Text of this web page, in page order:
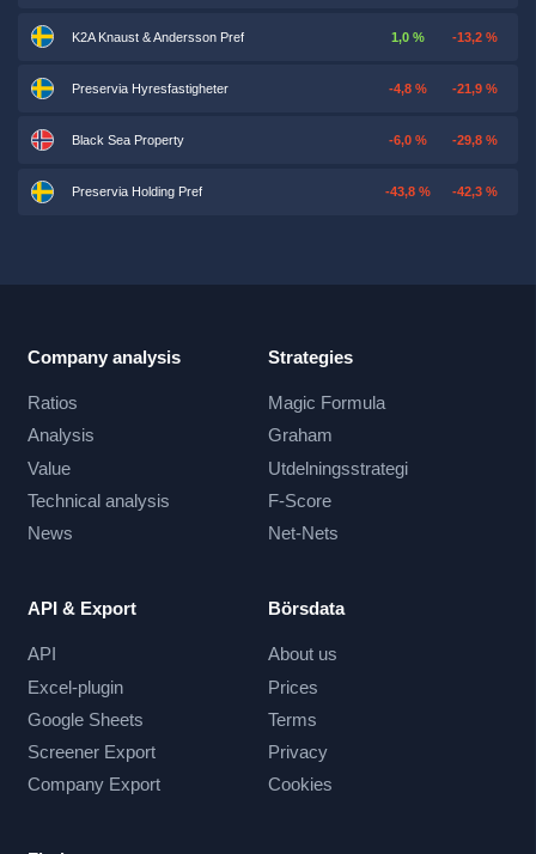
K2A Knaust & Andersson Pref 1,0 % -13,2 %
Preservia Hyresfastigheter -4,8 % -21,9 %
Black Sea Property -6,0 % -29,8 %
Preservia Holding Pref -43,8 % -42,3 %
Company analysis
Ratios
Analysis
Value
Technical analysis
News
Strategies
Magic Formula
Graham
Utdelningsstrategi
F-Score
Net-Nets
API & Export
API
Excel-plugin
Google Sheets
Screener Export
Company Export
Börsdata
About us
Prices
Terms
Privacy
Cookies